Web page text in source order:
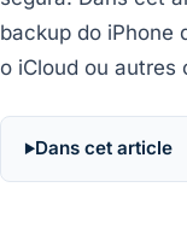
backup do iPhone
o iCloud ou autres
Dans cet article